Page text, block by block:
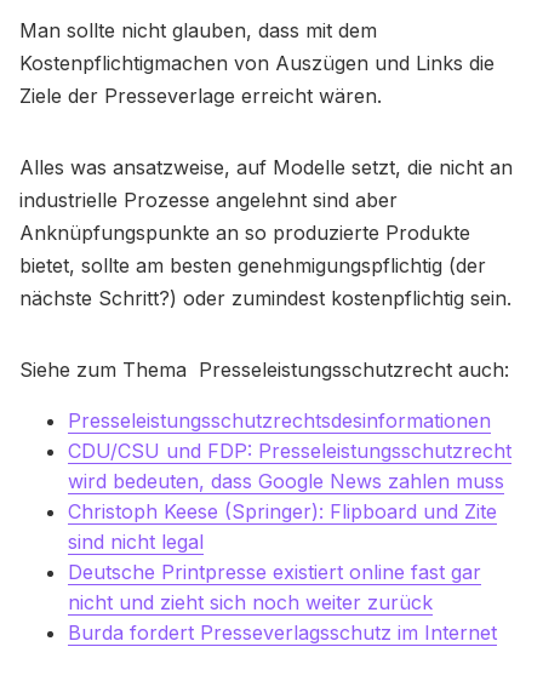
Man sollte nicht glauben, dass mit dem
Kostenpflichtigmachen von Auszügen und Links die
Ziele der Presseverlage erreicht wären.
Alles was ansatzweise, auf Modelle setzt, die nicht an
industrielle Prozesse angelehnt sind aber
Anknüpfungspunkte an so produzierte Produkte
bietet, sollte am besten genehmigungspflichtig (der
nächste Schritt?) oder zumindest kostenpflichtig sein.
Siehe zum Thema Presseleistungsschutzrecht auch:
Presseleistungsschutzrechtsdesinformationen
CDU/CSU und FDP: Presseleistungsschutzrecht
wird bedeuten, dass Google News zahlen muss
Christoph Keese (Springer): Flipboard und Zite
sind nicht legal
Deutsche Printpresse existiert online fast gar
nicht und zieht sich noch weiter zurück
Burda fordert Presseverlagsschutz im Internet